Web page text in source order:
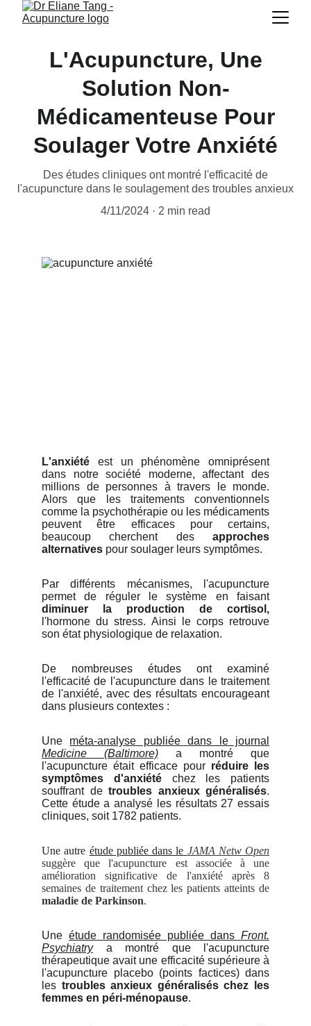
L'Acupuncture, Une
Solution Non-
Médicamenteuse Pour
Soulager Votre Anxiété
Des études cliniques ont montré l'efficacité de
l'acupuncture dans le soulagement des troubles anxieux
4/11/2024
2 min read
L'anxiété est un phénomène omniprésent
dans notre société moderne, affectant des
millions de personnes à travers le monde.
Alors que les traitements conventionnels
comme la psychothérapie ou les médicaments
peuvent être efficaces pour certains,
beaucoup cherchent des approches
alternatives pour soulager leurs symptômes.
Par différents mécanismes, l'acupuncture
permet de réguler le système en faisant
diminuer la production de cortisol,
l'hormone du stress. Ainsi le corps retrouve
son état physiologique de relaxation.
De nombreuses études ont examiné
l'efficacité de l'acupuncture dans le traitement
de l'anxiété, avec des résultats encourageant
dans plusieurs contextes :
Une méta-analyse publiée dans le journal
Medicine (Baltimore) a montré que
l'acupuncture était efficace pour réduire les
symptômes d'anxiétéchez les patients
souffrant de troubles anxieux généralisés.
Cette étude a analysé les résultats 27 essais
cliniques, soit 1782 patients.
Une autre étude publiée dans le JAMA Netw Open
suggère que l'acupuncture est associée à une
amélioration significative de l'anxiété après 8
semaines de traitement chez les patients atteints de
maladie de Parkinson.
Une étude randomisée publiée dans Front.
Psychiatrya montré que l'acupuncture
thérapeutique avait une efficacité supérieure à
l'acupuncture placebo (points factices) dans
les troubles anxieux généralisés chez les
femmes en péri-ménopause.